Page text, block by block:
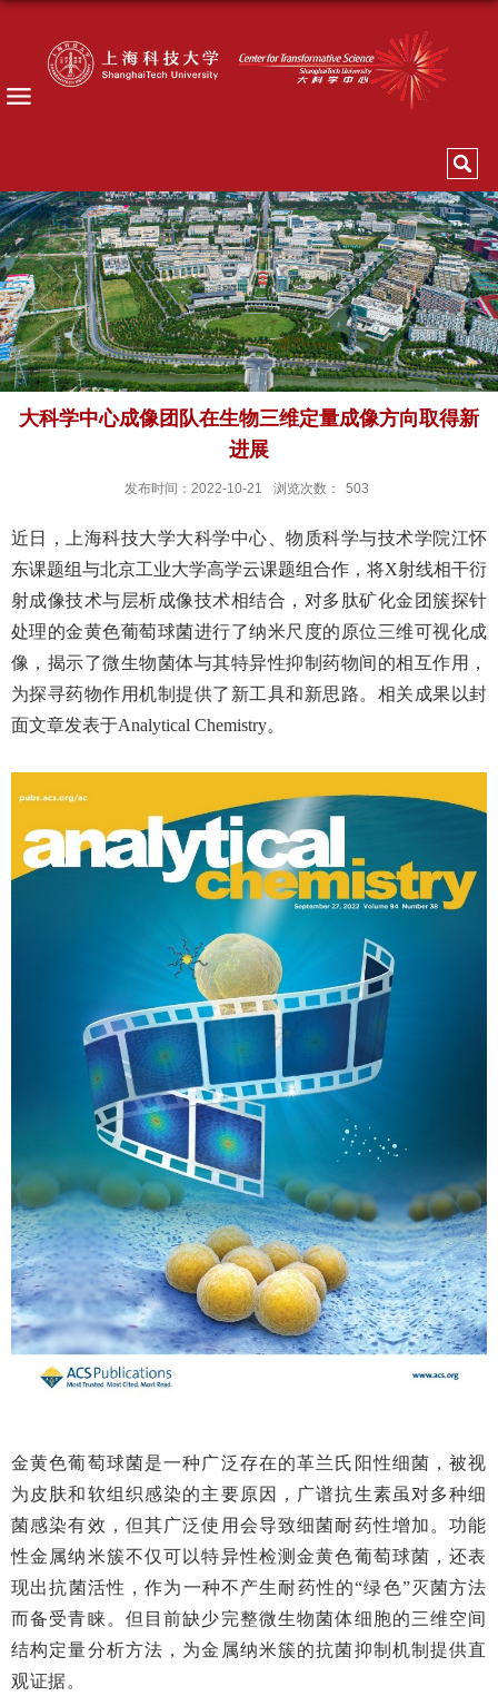
大科学中心成像团队在生物三维定量成像方向取得新
进展
发布时间：2022-10-21 浏览次数： 503
近日，上海科技大学大科学中心、物质科学与技术学院江怀
东课题组与北京工业大学高学云课题组合作，将X射线相干衍
射成像技术与层析成像技术相结合，对多肽矿化金团簇探针
处理的金黄色葡萄球菌进行了纳米尺度的原位三维可视化成
像，揭示了微生物菌体与其特异性抑制药物间的相互作用，
为探寻药物作用机制提供了新工具和新思路。相关成果以封
面文章发表于Analytical Chemistry。
金黄色葡萄球菌是一种广泛存在的革兰氏阳性细菌，被视
为皮肤和软组织感染的主要原因，广谱抗生素虽对多种细
菌感染有效，但其广泛使用会导致细菌耐药性增加。功能
性金属纳米簇不仅可以特异性检测金黄色葡萄球菌，还表
现出抗菌活性，作为一种不产生耐药性的“绿色”灭菌方法
而备受青睐。但目前缺少完整微生物菌体细胞的三维空间
结构定量分析方法，为金属纳米簇的抗菌抑制机制提供直
观证据。